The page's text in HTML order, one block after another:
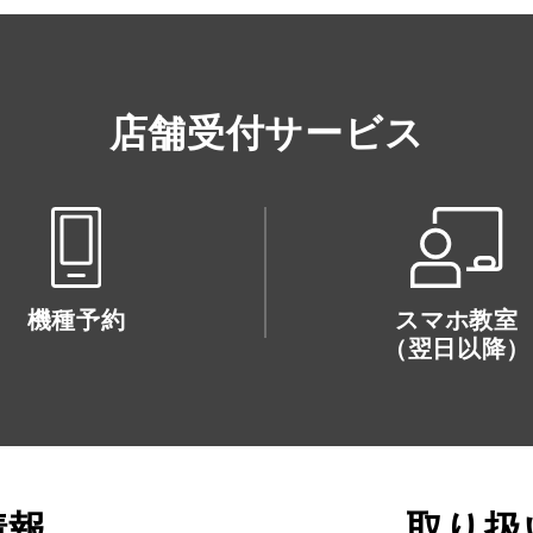
店舗受付サービス
機種予約
スマホ教室
（翌日以降）